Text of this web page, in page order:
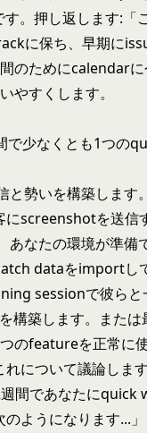
。押し返します:「
に保ち、早期に
のためにcalendarに
やすくします。
で少なくとも1つの
と勢いを構築しま
にscreenshotを送信
あなたの環境が準備
dataをimportし
sessionで彼らと
構築します。または
のfeatureを正常に使
れについて議論しま
間であなたにquick
ようになります...」